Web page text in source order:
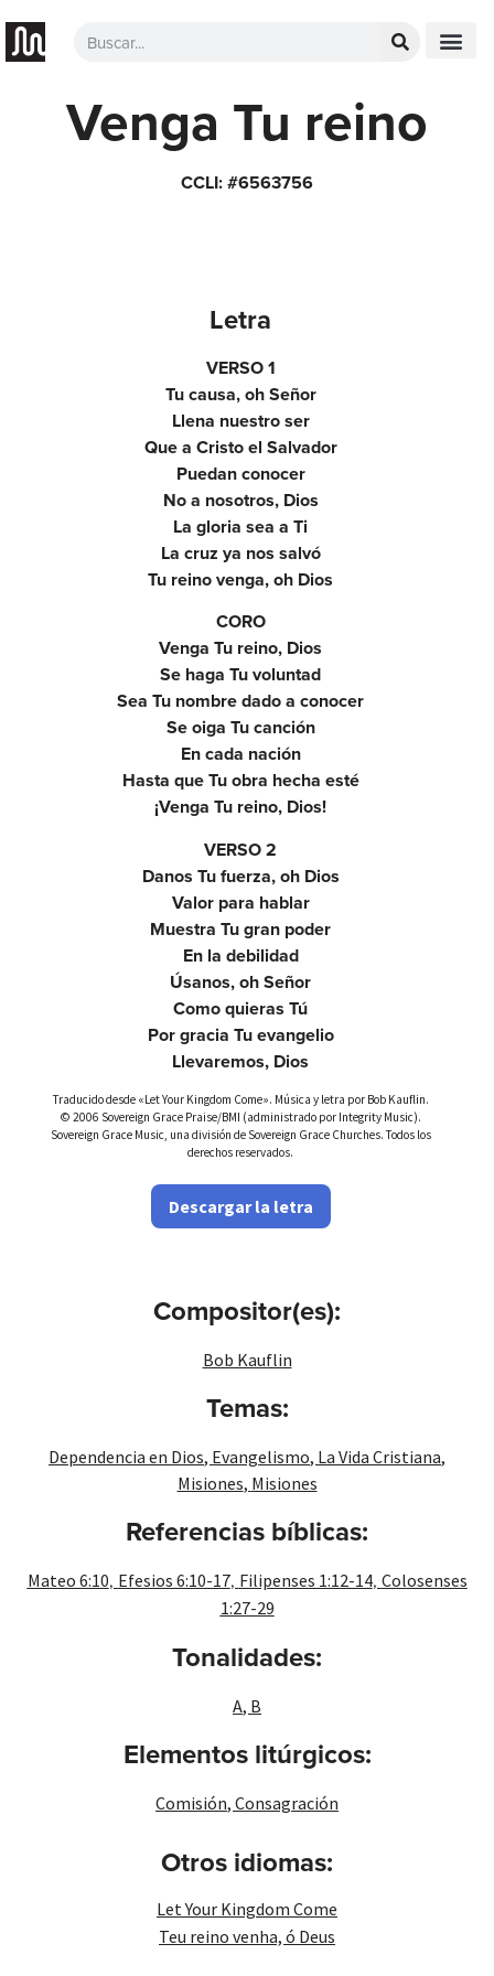
Venga Tu reino
CCLI: #6563756
Letra
VERSO 1
Tu causa, oh Señor
Llena nuestro ser
Que a Cristo el Salvador
Puedan conocer
No a nosotros, Dios
La gloria sea a Ti
La cruz ya nos salvó
Tu reino venga, oh Dios
CORO
Venga Tu reino, Dios
Se haga Tu voluntad
Sea Tu nombre dado a conocer
Se oiga Tu canción
En cada nación
Hasta que Tu obra hecha esté
¡Venga Tu reino, Dios!
VERSO 2
Danos Tu fuerza, oh Dios
Valor para hablar
Muestra Tu gran poder
En la debilidad
Úsanos, oh Señor
Como quieras Tú
Por gracia Tu evangelio
Llevaremos, Dios
Traducido desde «Let Your Kingdom Come». Música y letra por Bob Kauflin.
© 2006 Sovereign Grace Praise/BMI (administrado por Integrity Music).
Sovereign Grace Music, una división de Sovereign Grace Churches. Todos los
derechos reservados.
Descargar la letra
Compositor(es):
Bob Kauflin
Temas:
Dependencia en Dios, Evangelismo, La Vida Cristiana,
Misiones, Misiones
Referencias bíblicas:
Mateo 6:10, Efesios 6:10-17, Filipenses 1:12-14, Colosenses
1:27-29
Tonalidades:
A, B
Elementos litúrgicos:
Comisión, Consagración
Otros idiomas:
Let Your Kingdom Come
Teu reino venha, ó Deus